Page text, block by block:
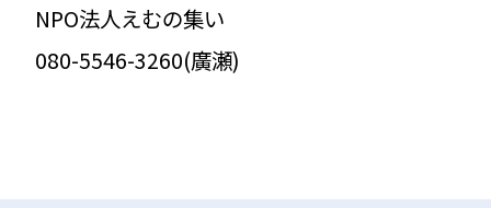
NPO法人えむの集い
080-5546-3260(廣瀬)